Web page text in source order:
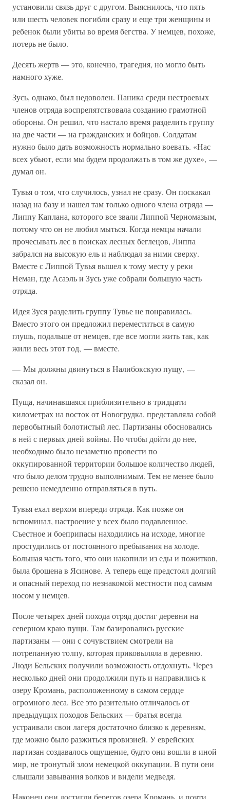
установили связь друг с другом. Выяснилось, что пять
или шесть человек погибли сразу и еще три женщины и
ребенок были убиты во время бегства. У немцев, похоже,
потерь не было.
Десять жертв — это, конечно, трагедия, но могло быть
намного хуже.
Зусь, однако, был недоволен. Паника среди нестроевых
членов отряда воспрепятствовала созданию грамотной
обороны. Он решил, что настало время разделить группу
на две части — на гражданских и бойцов. Солдатам
нужно было дать возможность нормально воевать. «Нас
всех убьют, если мы будем продолжать в том же духе», —
думал он.
Тувья о том, что случилось, узнал не сразу. Он поскакал
назад на базу и нашел там только одного члена отряда —
Липпу Каплана, которого все звали Липпой Черномазым,
потому что он не любил мыться. Когда немцы начали
прочесывать лес в поисках лесных беглецов, Липпа
забрался на высокую ель и наблюдал за ними сверху.
Вместе с Липпой Тувья вышел к тому месту у реки
Неман, где Асаэль и Зусь уже собрали большую часть
отряда.
Идея Зуся разделить группу Тувье не понравилась.
Вместо этого он предложил переместиться в самую
глушь, подальше от немцев, где все могли жить так, как
жили весь этот год, — вместе.
— Мы должны двинуться в Налибокскую пущу, —
сказал он.
Пуща, начинавшаяся приблизительно в тридцати
километрах на восток от Новогрудка, представляла собой
первобытный болотистый лес. Партизаны обосновались
в ней с первых дней войны. Но чтобы дойти до нее,
необходимо было незаметно провести по
оккупированной территории большое количество людей,
что было делом трудно выполнимым. Тем не менее было
решено немедленно отправляться в путь.
Тувья ехал верхом впереди отряда. Как позже он
вспоминал, настроение у всех было подавленное.
Съестное и боеприпасы находились на исходе, многие
простудились от постоянного пребывания на холоде.
Большая часть того, что они накопили из еды и пожитков,
была брошена в Ясинове. А теперь еще предстоял долгий
и опасный переход по незнакомой местности под самым
носом у немцев.
После четырех дней похода отряд достиг деревни на
северном краю пущи. Там базировались русские
партизаны — они с сочувствием смотрели на
потрепанную толпу, которая приковыляла в деревню.
Люди Бельских получили возможность отдохнуть. Через
несколько дней они продолжили путь и направились к
озеру Кромань, расположенному в самом сердце
огромного леса. Все это разительно отличалось от
предыдущих походов Бельских — братья всегда
устраивали свои лагеря достаточно близко к деревням,
где можно было разжиться провизией. У еврейских
партизан создавалось ощущение, будто они вошли в иной
мир, не тронутый злом немецкой оккупации. В пути они
слышали завывания волков и видели медведя.
Наконец они достигли берегов озера Кромань, и почти